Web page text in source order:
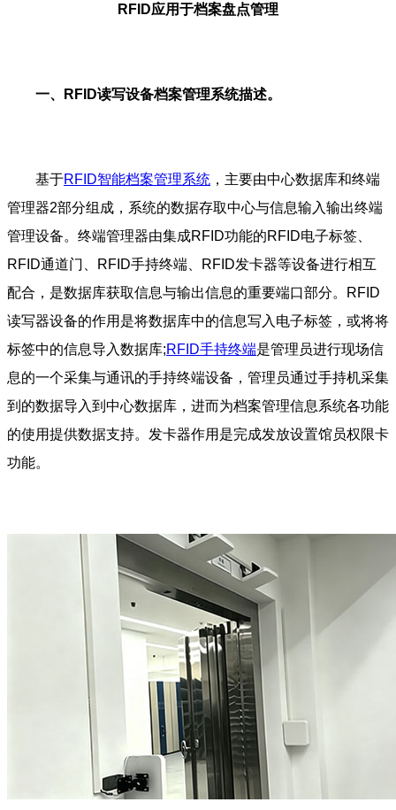
RFID应用于档案盘点管理
一、RFID读写设备档案管理系统描述。
基于RFID智能档案管理系统 ，主要由中心数据库和终端
管理器2部分组成，系统的数据存取中心与信息输入输出终端
管理设备。终端管理器由集成RFID功能的RFID电子标签、
RFID通道门、RFID手持终端、RFID发卡器等设备进行相互
配合，是数据库获取信息与输出信息的重要端口部分。RFID
读写器设备的作用是将数据库中的信息写入电子标签，或将将
标签中的信息导入数据库;RFID手持终端是管理员进行现场信
息的一个采集与通讯的手持终端设备，管理员通过手持机采集
到的数据导入到中心数据库，进而为档案管理信息系统各功能
的使用提供数据支持。发卡器作用是完成发放设置馆员权限卡
功能。